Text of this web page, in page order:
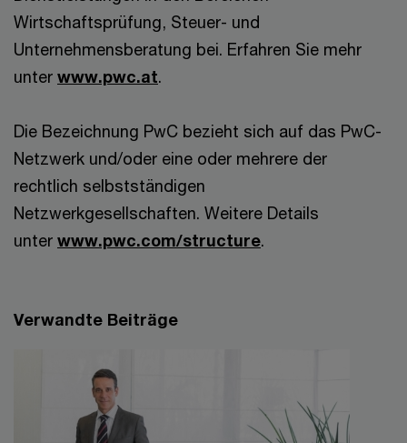
Wirtschaftsprüfung, Steuer- und
Unternehmensberatung bei. Erfahren Sie mehr
unter www.pwc.at.
Die Bezeichnung PwC bezieht sich auf das PwC-
Netzwerk und/oder eine oder mehrere der
rechtlich selbstständigen
Netzwerkgesellschaften. Weitere Details
unter www.pwc.com/structure.
Verwandte Beiträge